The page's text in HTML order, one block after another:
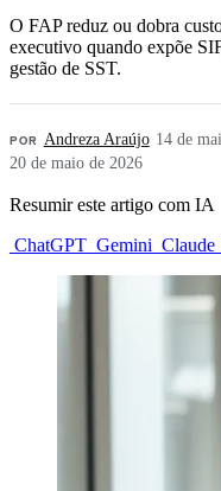
O FAP reduz ou dobra
executivo quando expõe
gestão de SST.
POR Andreza Araújo· 14 de
20 de maio de 2026
Resumir este artigo com IA
ChatGPT Gemini Claude